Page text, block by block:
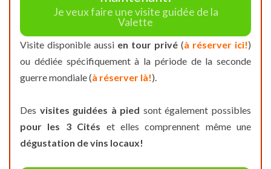
Je veux faire une visite guidée de la
Valette
Visite disponible aussi en tour privé (à réserver ici!)
ou dédiée spécifiquement à la période de la seconde
guerre mondiale (à réserver là!).
Des visites guidées à pied sont également possibles
pour les 3 Cités et elles comprennent même une
dégustation de vins locaux!